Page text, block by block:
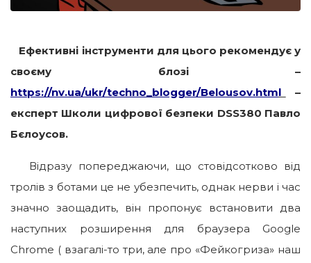
Ефективні інструменти для цього рекомендує у
своєму блозі –
https://nv.ua/ukr/techno_blogger/Belousov.html
–
експерт Школи цифрової безпеки DSS380 Павло
Бєлоусов.
Відразу попереджаючи, що стовідсотково від
тролів з ботами це не убезпечить, однак нерви і час
значно заощадить, він пропонує встановити два
наступних розширення для браузера Google
Chrome ( взагалі-то три, але про «Фейкогриза» наш